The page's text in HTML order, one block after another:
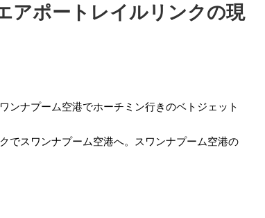
アポートレイルリンクの現
ンナプーム空港でホーチミン行きのベトジェット
でスワンナプーム空港へ。スワンナプーム空港の